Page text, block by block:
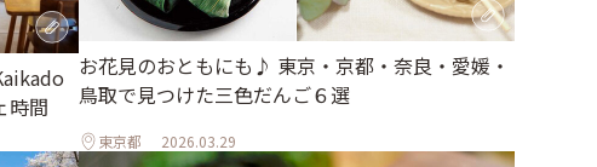
時間
お花見のおともにも♪ 東京・京都・奈良・愛媛・
鳥取で見つけた三色だんご６選
東京都 2026.03.29